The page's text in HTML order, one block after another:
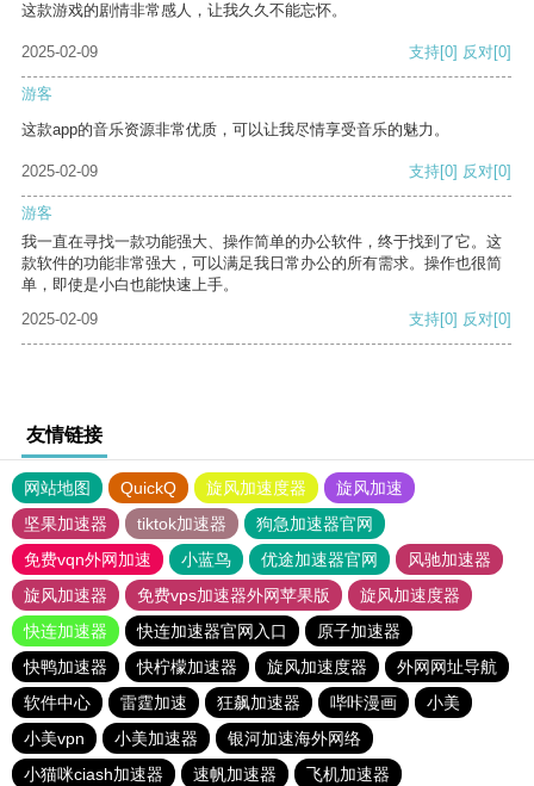
这款游戏的剧情非常感人，让我久久不能忘怀。
2025-02-09 支持[0] 反对[0]
游客
这款app的音乐资源非常优质，可以让我尽情享受音乐的魅力。
2025-02-09 支持[0] 反对[0]
游客
我一直在寻找一款功能强大、操作简单的办公软件，终于找到了它。这
款软件的功能非常强大，可以满足我日常办公的所有需求。操作也很简
单，即使是小白也能快速上手。
2025-02-09
支持[0] 反对[0]
友情链接
网站地图 QuickQ 旋风加速度器
旋风加速
坚果加速器
tiktok加速器
狗急加速器官网
免费vqn外网加速
小蓝鸟 优途加速器官网
风驰加速器
旋风加速器
免费vps加速器外网苹果版
旋风加速度器
快连加速器
快连加速器官网入口
原子加速器
快鸭加速器
快柠檬加速器 旋风加速度器
外网网址导航
软件中心
雷霆加速 狂飙加速器 哔咔漫画
小美
小美vpn
小美加速器
银河加速海外网络
小猫咪ciash加速器
速帆加速器
飞机加速器